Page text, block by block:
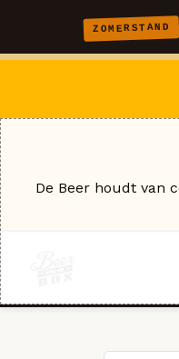
ZOMERSTAND
De Beer houdt van